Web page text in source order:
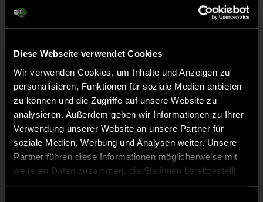
Diese Webseite verwendet Cookies
Wir verwenden Cookies, um Inhalte und Anzeigen zu
personalisieren, Funktionen für soziale Medien anbieten
zu können und die Zugriffe auf unsere Website zu
analysieren. Außerdem geben wir Informationen zu Ihrer
Verwendung unserer Website an unsere Partner für
soziale Medien, Werbung und Analysen weiter. Unsere
Partner führen diese Informationen möglicherweise mit
weiteren Daten zusammen, die Sie ihnen bereitgestellt
Spiel beendet
14' TOR 1:4, FELDTOR
13' TOR 1:3, FELDTOR
13' TOR 1:2, FELDTOR